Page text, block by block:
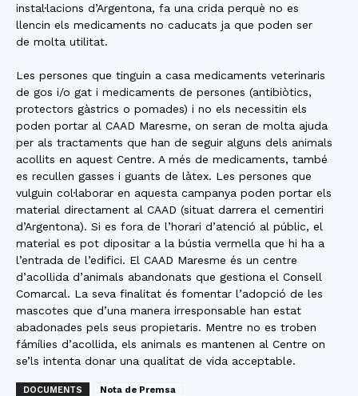
instal·lacions d’Argentona, fa una crida perquè no es
llencin els medicaments no caducats ja que poden ser
de molta utilitat.
Les persones que tinguin a casa medicaments veterinaris
de gos i/o gat i medicaments de persones (antibiòtics,
protectors gàstrics o pomades) i no els necessitin els
poden portar al CAAD Maresme, on seran de molta ajuda
per als tractaments que han de seguir alguns dels animals
acollits en aquest Centre. A més de medicaments, també
es recullen gasses i guants de làtex. Les persones que
vulguin col·laborar en aquesta campanya poden portar els
material directament al CAAD (situat darrera el cementiri
d’Argentona). Si es fora de l’horari d’atenció al públic, el
material es pot dipositar a la bústia vermella que hi ha a
l’entrada de l’edifici. El CAAD Maresme és un centre
d’acollida d’animals abandonats que gestiona el Consell
Comarcal. La seva finalitat és fomentar l’adopció de les
mascotes que d’una manera irresponsable han estat
abadonades pels seus propietaris. Mentre no es troben
fámílies d’acollida, els animals es mantenen al Centre on
se’ls intenta donar una qualitat de vida acceptable.
DOCUMENTS Nota de Premsa